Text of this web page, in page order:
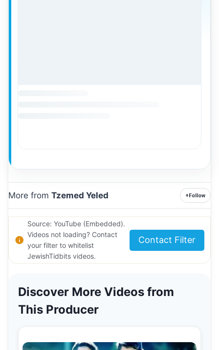
More from Tzemed Yeled +Follow
Source: YouTube (Embedded).
Videos not loading? Contact
your filter to whitelist
JewishTidbits videos.
Contact Filter
Discover More Videos from
This Producer